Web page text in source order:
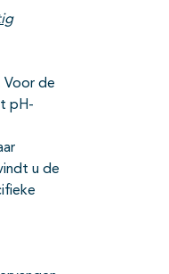
Voor de
pH-
u de